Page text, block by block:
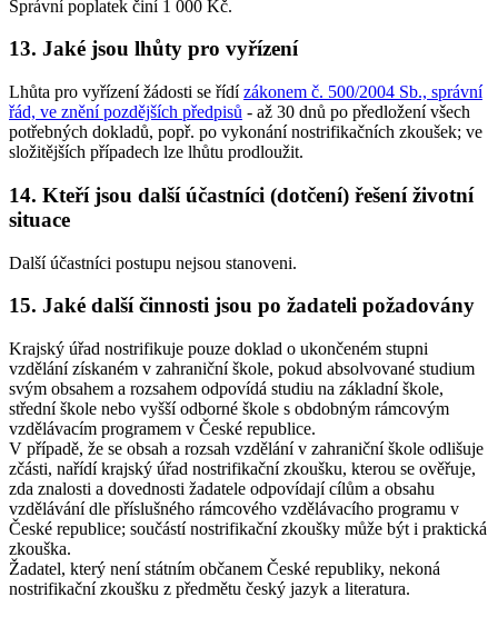
Správní poplatek činí 1 000 Kč.
13. Jaké jsou lhůty pro vyřízení
Lhůta pro vyřízení žádosti se řídízákonem č. 500/2004 Sb., správní
řád, ve znění pozdějších předpisů - až 30 dnů po předložení všech
potřebných dokladů, popř. po vykonání nostrifikačních zkoušek; ve
složitějších případech lze lhůtu prodloužit.
14. Kteří jsou další účastníci (dotčení) řešení životní
situace
Další účastníci postupu nejsou stanoveni.
15. Jaké další činnosti jsou po žadateli požadovány
Krajský úřad nostrifikuje pouze doklad o ukončeném stupni
vzdělání získaném v zahraniční škole, pokud absolvované studium
svým obsahem a rozsahem odpovídá studiu na základní škole,
střední škole nebo vyšší odborné škole s obdobným rámcovým
vzdělávacím programem v České republice.
V případě, že se obsah a rozsah vzdělání v zahraniční škole odlišuje
zčásti, nařídí krajský úřad nostrifikační zkoušku, kterou se ověřuje,
zda znalosti a dovednosti žadatele odpovídají cílům a obsahu
vzdělávání dle příslušného rámcového vzdělávacího programu v
České republice; součástí nostrifikační zkoušky může být i praktická
zkouška.
Žadatel, který není státním občanem České republiky, nekoná
nostrifikační zkoušku z předmětu český jazyk a literatura.